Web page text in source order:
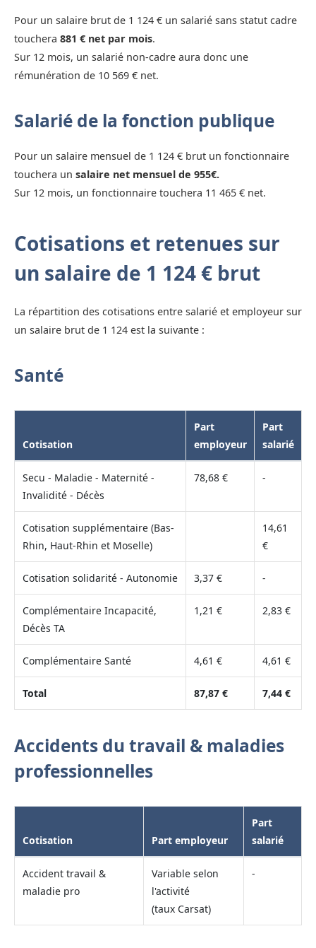
Pour un salaire brut de 1 124 € un salarié sans statut cadre
touchera 881 € net par mois.
Sur 12 mois, un salarié non-cadre aura donc une
rémunération de 10 569 € net.
Salarié de la fonction publique
Pour un salaire mensuel de 1 124 € brut un fonctionnaire
touchera un salaire net mensuel de 955€.
Sur 12 mois, un fonctionnaire touchera 11 465 € net.
Cotisations et retenues sur
un salaire de 1 124 € brut
La répartition des cotisations entre salarié et employeur sur
un salaire brut de 1 124 est la suivante :
Santé
Cotisation
Part
employeur
Part
salarié
Secu - Maladie - Maternité -
Invalidité - Décès
78,68 € -
Cotisation supplémentaire (Bas-
Rhin, Haut-Rhin et Moselle)
14,61
€
Cotisation solidarité - Autonomie 3,37 € -
Complémentaire Incapacité,
Décès TA
1,21 € 2,83 €
Complémentaire Santé 4,61 € 4,61 €
Total 87,87 € 7,44 €
Accidents du travail & maladies
professionnelles
Cotisation Part employeur
Part
salarié
Accident travail &
maladie pro
Variable selon
l'activité
(taux Carsat)
-